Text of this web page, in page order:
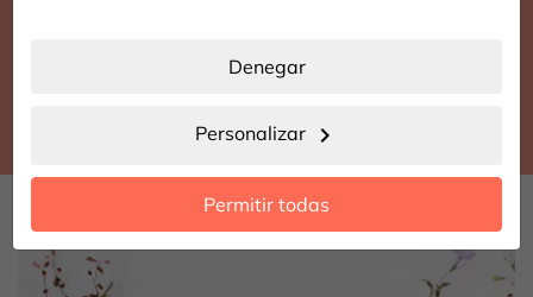
Denegar
Personalizar chevron_right
Permitir todas